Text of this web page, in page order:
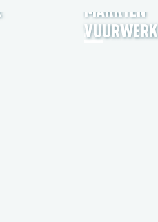
MARKTEN
VUURWERK